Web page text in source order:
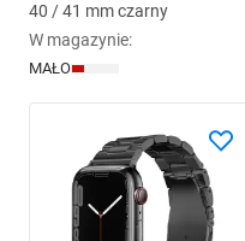
40 / 41 mm czarny
W magazynie:
MAŁO